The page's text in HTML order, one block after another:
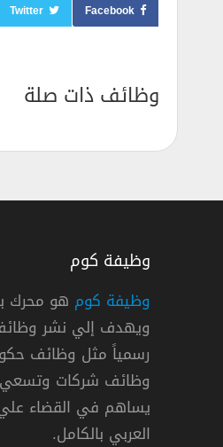
Facebook
Twitter
وظائف ذات صلة
شركة فاندرلاند توفر 4 وظائف لحملة الثانوية فأعلي بمحافظة جدة
شركة فاندرلاند
« السعودية »,جدة
وظيفة كوم
وظيفة كوم هو محرك
ويهدف إلي نشر
رسمياً مثل وظائف
وظائف شركات
يساهم في القضاء
العربي بالكامل.